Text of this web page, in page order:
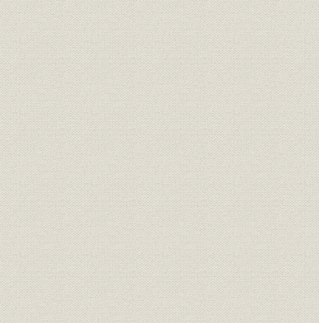
経営;規則 松坂店建書扣 享保十五
経営;規則 永要録 一(抄) 享保七年
経営;規則 同苗店々勤方定目 元文二年
経営;規則 三ケ所両替店同苗出勤式 元文二年
経営;規則 大元方定式 延享元年
賃金
一家賄渡シ高建并元〆名代元手
銀役料改申渡ス扣
享保四年
賃金
両替店綿店名代元手銀并役料改
申渡ス扣
享保四年
規則 家法勤仕録 享保十九
賃金 名目役歩株規矩録 享保十六